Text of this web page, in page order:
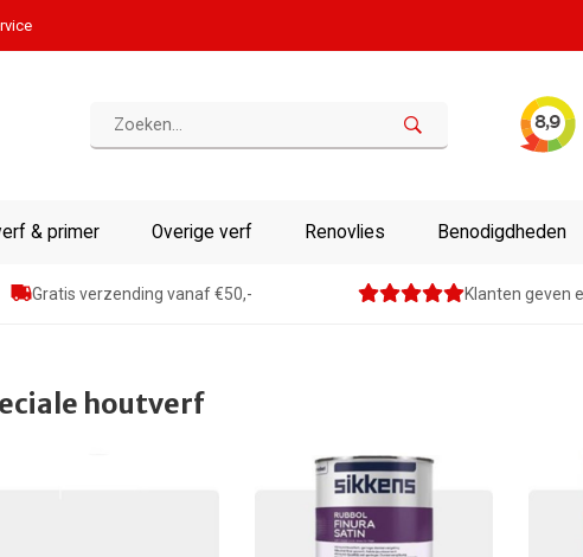
& primer Overige verf Renovlies Benodigdheden
Gratis verzending vanaf €50,- Klanten geven
houtverf